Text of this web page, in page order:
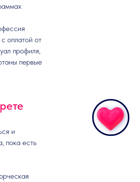
оплатой от
профиля,
первые
и
пока есть